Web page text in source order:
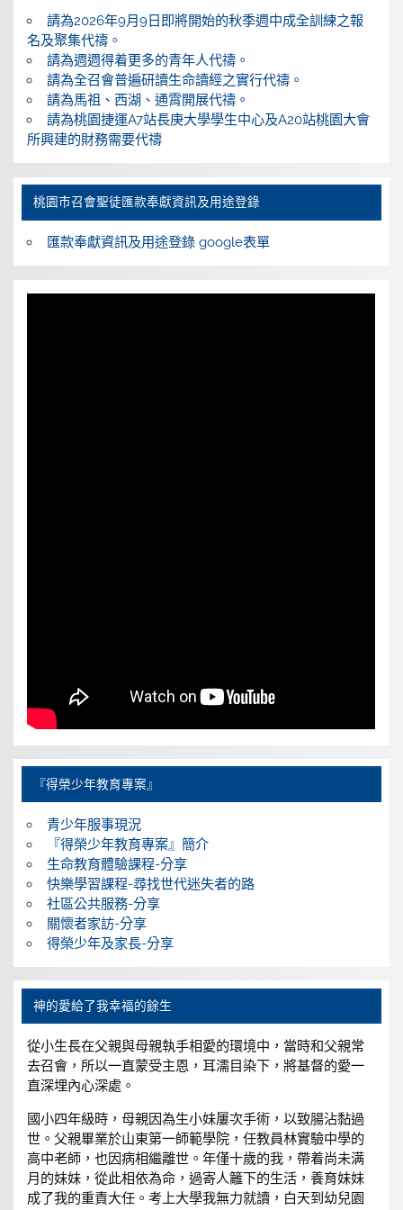
請為2026年9月9日即將開始的秋季週中成全訓練之報
名及聚集代禱。
請為週週得着更多的青年人代禱。
請為全召會普遍研讀生命讀經之實行代禱。
請為馬祖、西湖、通霄開展代禱。
請為桃園捷運A7站長庚大學學生中心及A20站桃園大會
所興建的財務需要代禱
桃園巿召會聖徒匯款奉獻資訊及用途登錄
匯款奉獻資訊及用途登錄 google表單
『得榮少年教育專案』
青少年服事現況
『得榮少年教育專案』簡介
生命教育體驗課程-分享
快樂學習課程-尋找世代迷失者的路
社區公共服務-分享
關懷者家訪-分享
得榮少年及家長-分享
神的愛給了我幸福的餘生
從小生長在父親與母親執手相愛的環境中，當時和父親常
去召會，所以一直蒙受主恩，耳濡目染下，將基督的愛一
直深埋內心深處。
國小四年級時，母親因為生小妹屢次手術，以致腸沾黏過
世。父親畢業於山東第一師範學院，任教員林實驗中學的
高中老師，也因病相繼離世。年僅十歲的我，帶着尚未满
月的妹妹，從此相依為命，過寄人籬下的生活，養育妹妹
成了我的重責大任。考上大學我無力就讀，白天到幼兒園